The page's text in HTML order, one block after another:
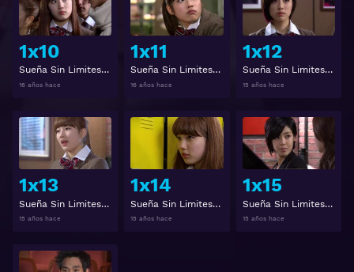
1x10
Sueña Sin Limites 1x10
16 años hace
1x11
Sueña Sin Limites 1x11
16 años hace
1x12
Sueña Sin Limites 1x12
15 años hace
1x13
Sueña Sin Limites 1x13
15 años hace
Ver
1x14
Sueña Sin Limites 1x14
15 años hace
Ver
1x15
Sueña Sin Limites 1x15
15 años hace